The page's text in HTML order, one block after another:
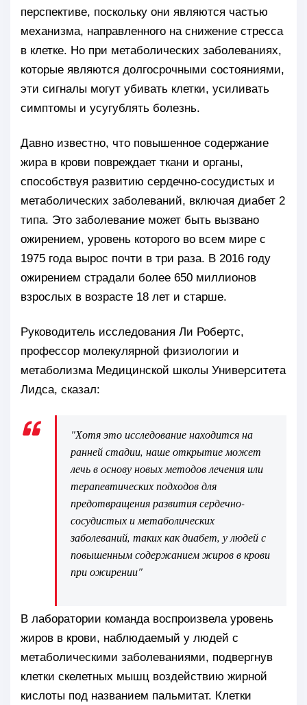
перспективе, поскольку они являются частью
механизма, направленного на снижение стресса
в клетке. Но при метаболических заболеваниях,
которые являются долгосрочными состояниями,
эти сигналы могут убивать клетки, усиливать
симптомы и усугублять болезнь.
Давно известно, что повышенное содержание
жира в крови повреждает ткани и органы,
способствуя развитию сердечно-сосудистых и
метаболических заболеваний, включая диабет 2
типа. Это заболевание может быть вызвано
ожирением, уровень которого во всем мире с
1975 года вырос почти в три раза. В 2016 году
ожирением страдали более 650 миллионов
взрослых в возрасте 18 лет и старше.
Руководитель исследования Ли Робертс,
профессор молекулярной физиологии и
метаболизма Медицинской школы Университета
Лидса, сказал:
"Хотя это исследование находится на
ранней стадии, наше открытие может
лечь в основу новых методов лечения или
терапевтических подходов для
предотвращения развития сердечно-
сосудистых и метаболических
заболеваний, таких как диабет, у людей с
повышенным содержанием жиров в крови
при ожирении"
В лаборатории команда воспроизвела уровень
жиров в крови, наблюдаемый у людей с
метаболическими заболеваниями, подвергнув
клетки скелетных мышц воздействию жирной
кислоты под названием пальмитат. Клетки